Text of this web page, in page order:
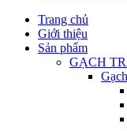
Trang chủ
Giới thiệu
Sản phẩm
GẠCH